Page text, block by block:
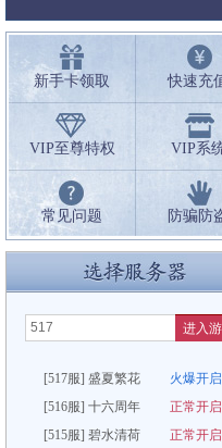
新手卡领取 快速充
VIP至尊特权 VIP系
常见问题 防骗防
进入
[517服] 盛夏繁花
火爆开启
[516服] 十六周年
正常开启
[515服] 碧水清荷
正常开启